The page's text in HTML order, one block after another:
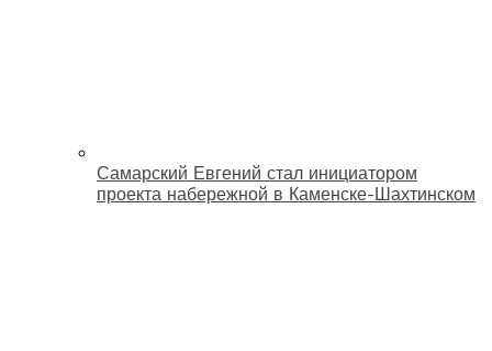
Самарский Евгений стал инициатором
проекта набережной в Каменске-Шахтинском